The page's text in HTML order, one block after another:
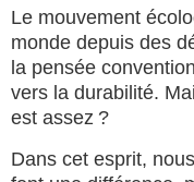
Le mouvement
monde depuis des
la pensée
vers la durabilité.
est assez ?
Dans cet esprit,